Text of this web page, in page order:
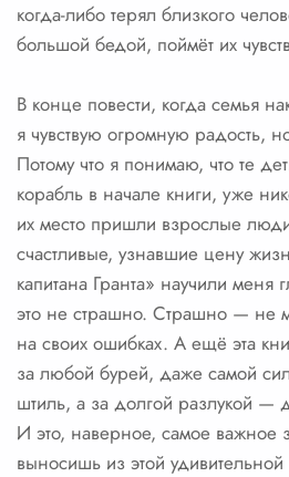
когда-либо терял близкого
большой бедой, поймёт их
В конце повести, когда семья
я чувствую огромную радость,
Потому что я понимаю, что те
корабль в начале книги, уже
их место пришли взрослые
счастливые, узнавшие цену
капитана Гранта» научили меня
это не страшно. Страшно — не
на своих ошибках. А ещё эта
за любой бурей, даже самой
штиль, а за долгой разлукой —
И это, наверное, самое важное
выносишь из этой удивительной